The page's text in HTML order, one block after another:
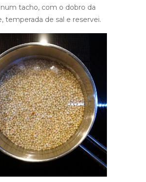
num tacho, com o dobro da
temperada de sal e reservei.